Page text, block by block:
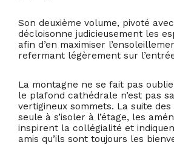
Son deuxième volume, pivoté
décloisonne judicieusement les
afin d’en maximiser
refermant légèrement sur
La montagne ne se fait pas
le plafond cathédrale n’est pas
vertigineux sommets. La suite
seule à s’isoler à l’étage, les
inspirent la collégialité et
amis qu’ils sont toujours les